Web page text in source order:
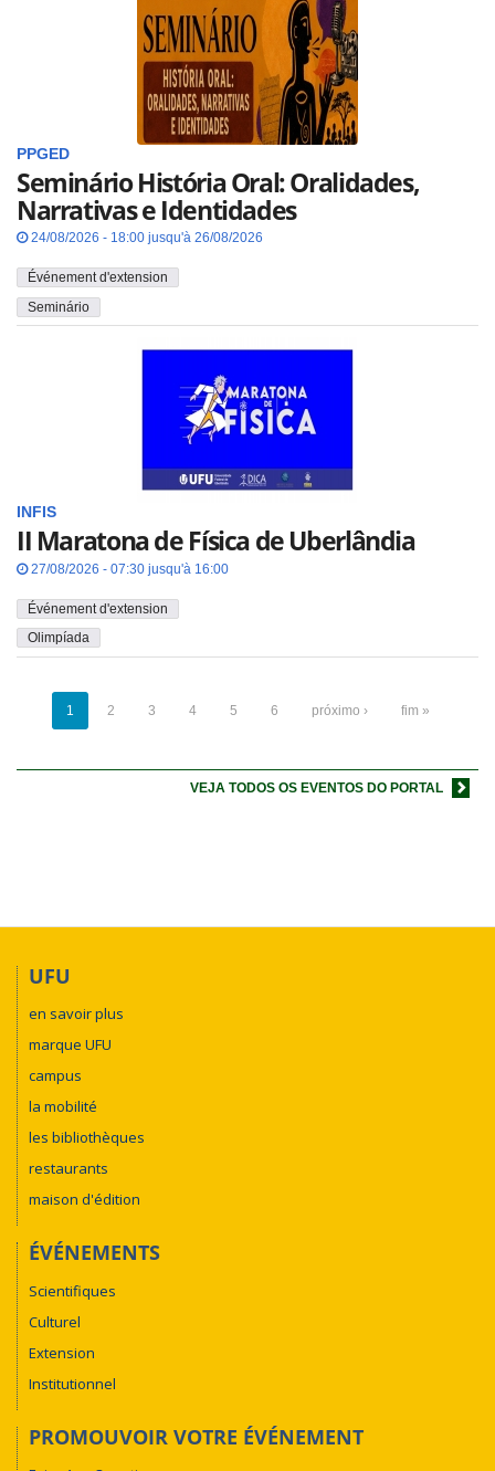
PPGED
Seminário História Oral: Oralidades,
Narrativas e Identidades
24/08/2026 - 18:00 jusqu'à 26/08/2026
Événement d'extension
Seminário
INFIS
II Maratona de Física de Uberlândia
27/08/2026 - 07:30 jusqu'à 16:00
Événement d'extension
Olimpíada
1 2 3 4 5 6 próximo › fim »
VEJA TODOS OS EVENTOS DO PORTAL
UFU
en savoir plus
marque UFU
campus
la mobilité
les bibliothèques
restaurants
maison d'édition
ÉVÉNEMENTS
Scientifiques
Culturel
Extension
Institutionnel
PROMOUVOIR VOTRE ÉVÉNEMENT